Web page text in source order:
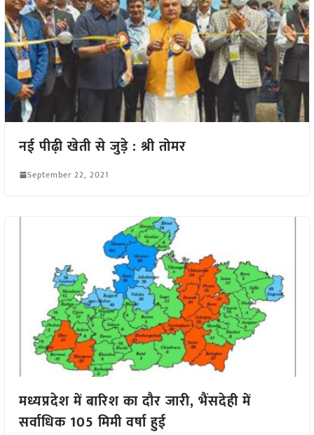
नई पीढ़ी खेती से जुड़े : श्री तोमर
September 22, 2021
मध्यप्रदेश में बारिश का दौर जारी, भैंसदेही में
सर्वाधिक 105 मिमी वर्षा हुई